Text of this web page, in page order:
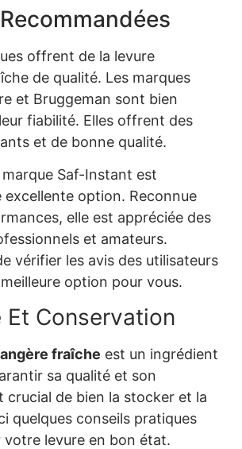
offrent de la levure
de qualité. Les marques
et Bruggeman sont bien
fiabilité. Elles offrent des
et de bonne qualité.
marque Saf-Instant est
excellente option. Reconnue
elle est appréciée des
et amateurs.
vérifier les avis des utilisateurs
option pour vous.
Et Conservation
fraîche est un ingrédient
sa qualité et son
crucial de bien la stocker et la
quelques conseils pratiques
levure en bon état.